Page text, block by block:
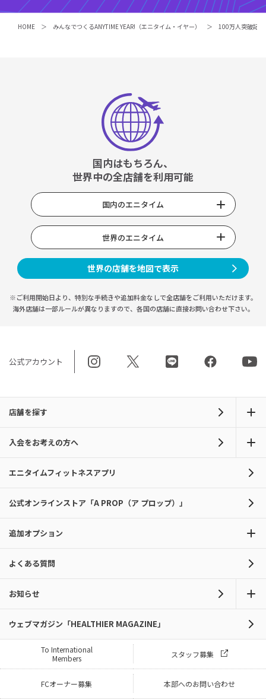
HOME みんなでつくるANYTIME YEAR!（エニタイム・イヤー） 100万人突破記念
国内はもちろん、
世界中の全店舗を利用可能
国内のエニタイム
世界のエニタイム
世界の店舗を地図で表示
※ご利用開始日より、特別な手続きや追加料金なしで全店舗をご利用いただけます。
海外店舗は一部ルールが異なりますので、 各国の店舗に直接お問い合わせ下さい。
公式アカウント
店舗を探す
入会をお考えの方へ
エニタイムフィットネスアプリ
公式オンラインストア「A PROP（ア プロップ）」
追加オプション
よくある質問
お知らせ
ウェブマガジン「HEALTHIER MAGAZINE」
To International
Members
スタッフ募集
FCオーナー募集 本部へのお問い合わせ